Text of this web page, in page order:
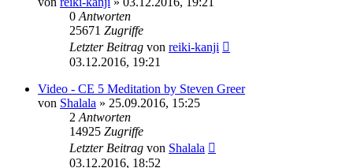
0 Antworten
25671 Zugriffe
Letzter Beitrag von reiki-kanji
03.12.2016, 19:21
Video - CE 5 Meditation by Steven Greer
von Shalala » 25.09.2016, 15:25
2 Antworten
14925 Zugriffe
Letzter Beitrag von Shalala
03.12.2016, 18:52